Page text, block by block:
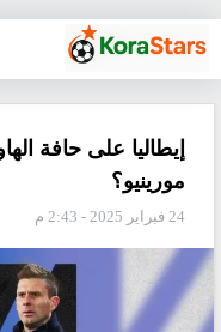
إيطاليا على حافة
مورينيو؟
24 فبراير 2025 - 2:43 م